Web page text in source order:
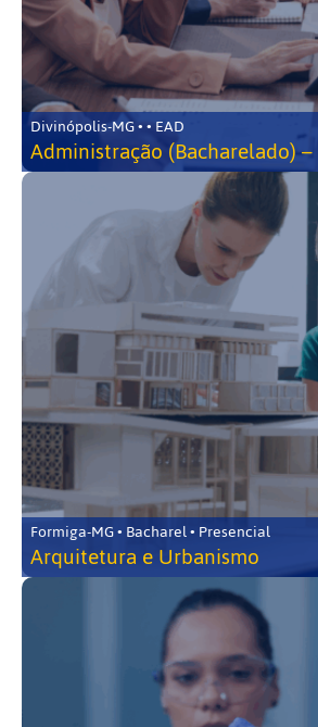
Divinópolis-MG • • EAD
Administração (Bacharelado) –
Formiga-MG • Bacharel • Presencial
Arquitetura e Urbanismo